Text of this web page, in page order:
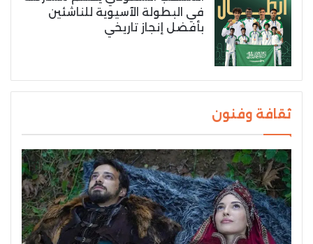
في البطولة الآسيوية للناشئين
بأفضل إنجاز تاريخي
ثقافة وفنون